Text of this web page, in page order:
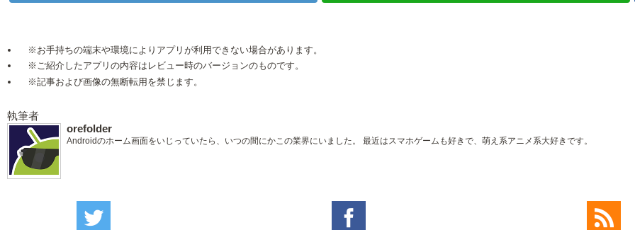
※お手持ちの端末や環境によりアプリが利用できない場合があります。
※ご紹介したアプリの内容はレビュー時のバージョンのものです。
※記事および画像の無断転用を禁じます。
執筆者
orefolder
Androidのホーム画面をいじっていたら、いつの間にかこの業界にいました。 最近はスマホゲームも好きで、萌え系アニメ系大好きです。